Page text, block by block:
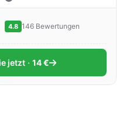
4.8 146 Bewertungen
jetzt 14 €